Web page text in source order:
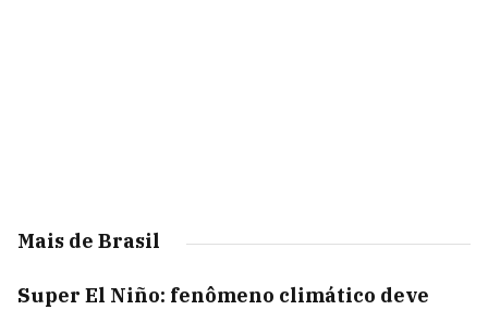
Mais de Brasil
Super El Niño: fenômeno climático deve